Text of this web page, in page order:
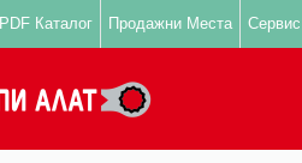
PDF Каталог Продажни Места Сервис